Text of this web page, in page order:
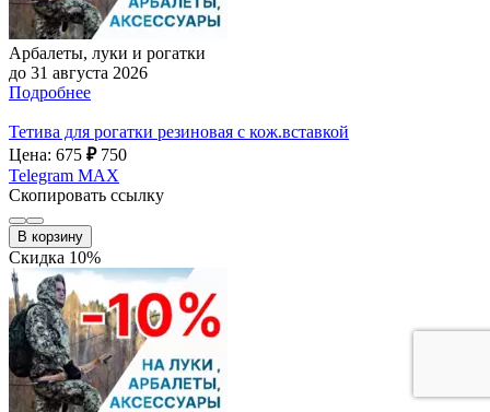
Арбалеты, луки и рогатки
до 31 августа 2026
Подробнее
Тетива для рогатки резиновая с кож.вставкой
Цена: 675 ₽ 750
Telegram MAX
Скопировать ссылку
В корзину
Скидка 10%